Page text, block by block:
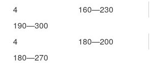
4
160—230
190—300
4
180—200
180—270